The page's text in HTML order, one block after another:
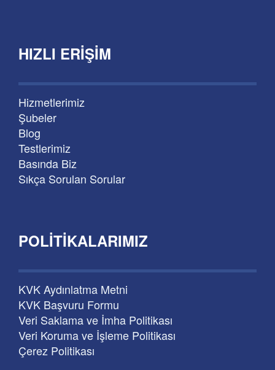
HIZLI ERIŞIM
Hizmetlerimiz
Şubeler
Blog
Testlerimiz
Basında Biz
Sıkça Sorulan Sorular
POLITIKALARIMIZ
KVK Aydınlatma Metni
KVK Başvuru Formu
Veri Saklama ve İmha Politikası
Veri Koruma ve İşleme Politikası
Çerez Politikası